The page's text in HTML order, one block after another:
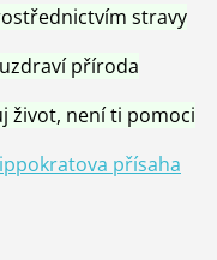
stravy
příroda
život, není ti pomoci
přísaha